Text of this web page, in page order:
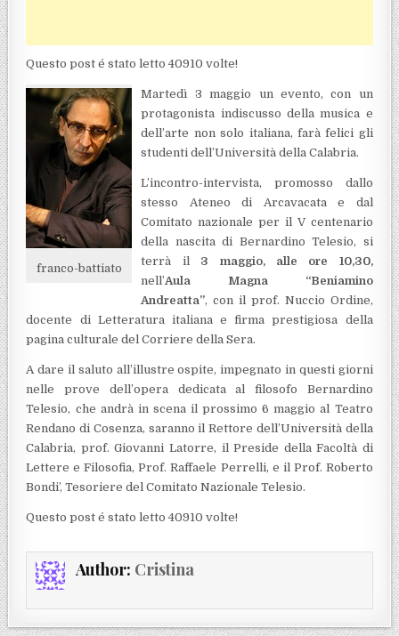
Questo post é stato letto 40910 volte!
franco-battiato
Martedì 3 maggio un evento, con un
protagonista indiscusso della musica e
dell’arte non solo italiana, farà felici gli
studenti dell’Università della Calabria.
L’incontro-intervista, promosso dallo
stesso Ateneo di Arcavacata e dal
Comitato nazionale per il V centenario
della nascita di Bernardino Telesio, si
terrà il3 maggio, alle ore 10,30,
nell’Aula Magna “Beniamino
Andreatta”, con il prof. Nuccio Ordine,
docente di Letteratura italiana e firma prestigiosa della
pagina culturale del Corriere della Sera.
A dare il saluto all’illustre ospite, impegnato in questi giorni
nelle prove dell’opera dedicata al filosofo Bernardino
Telesio, che andrà in scena il prossimo 6 maggio al Teatro
Rendano di Cosenza, saranno il Rettore dell’Università della
Calabria, prof. Giovanni Latorre, il Preside della Facoltà di
Lettere e Filosofia, Prof. Raffaele Perrelli, e il Prof. Roberto
Bondi’, Tesoriere del Comitato Nazionale Telesio.
Questo post é stato letto 40910 volte!
Author: Cristina